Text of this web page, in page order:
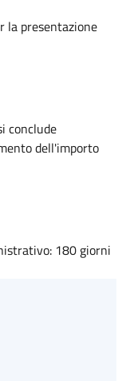
la presentazione
conclude
dell'importo
180 giorni